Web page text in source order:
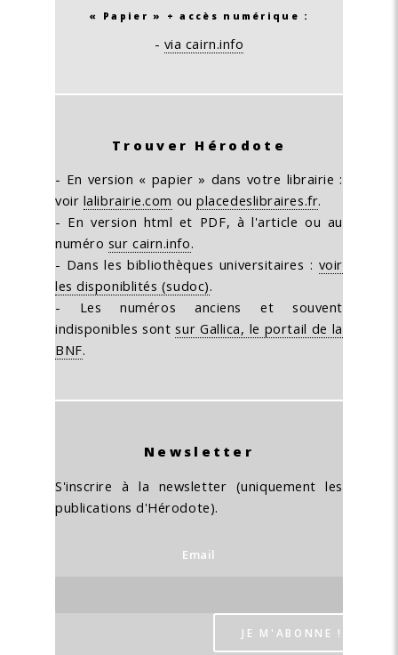
« Papier » + accès numérique :
- via cairn.info
Trouver Hérodote
- En version « papier » dans votre librairie :
voir lalibrairie.com ouplacedeslibraires.fr.
- En version html et PDF, à l'article ou au
numéro sur cairn.info.
- Dans les bibliothèques universitaires : voir
les disponiblités (sudoc).
- Les numéros anciens et souvent
indisponibles sontsur Gallica, le portail de la
BNF.
Newsletter
S'inscrire à la newsletter (uniquement les
publications d'Hérodote).
Email